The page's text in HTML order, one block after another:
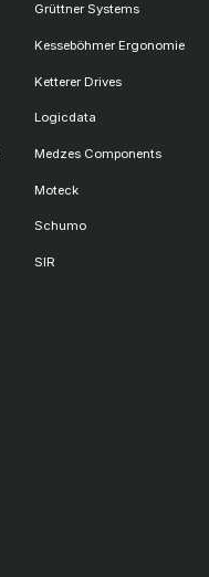
Grüttner Systems
Kesseböhmer Ergonomie
Ketterer Drives
Logicdata
Medzes Components
Moteck
Schumo
SIR